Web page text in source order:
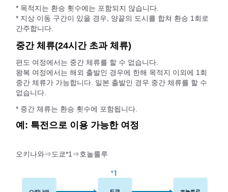
* 목적지는 환승 횟수에는 포함되지 않습니다.
* 지상 이동 구간이 있을 경우, 양끝의 도시를 합쳐 환승 1회로
간주합니다.
중간 체류(24시간 초과 체류)
편도 여정에서는 중간 체류를 할 수 없습니다.
왕복 여정에서는 해외 출발인 경우에 한해 목적지 이외에 1회
중간 체류가 가능합니다. 일본 출발인 경우 중간 체류를 할 수
없습니다.
* 중간 체류는 환승 횟수에 포함됩니다.
예: 특전으로 이용 가능한 여정
오키나와⇒도쿄*1⇒호놀룰루